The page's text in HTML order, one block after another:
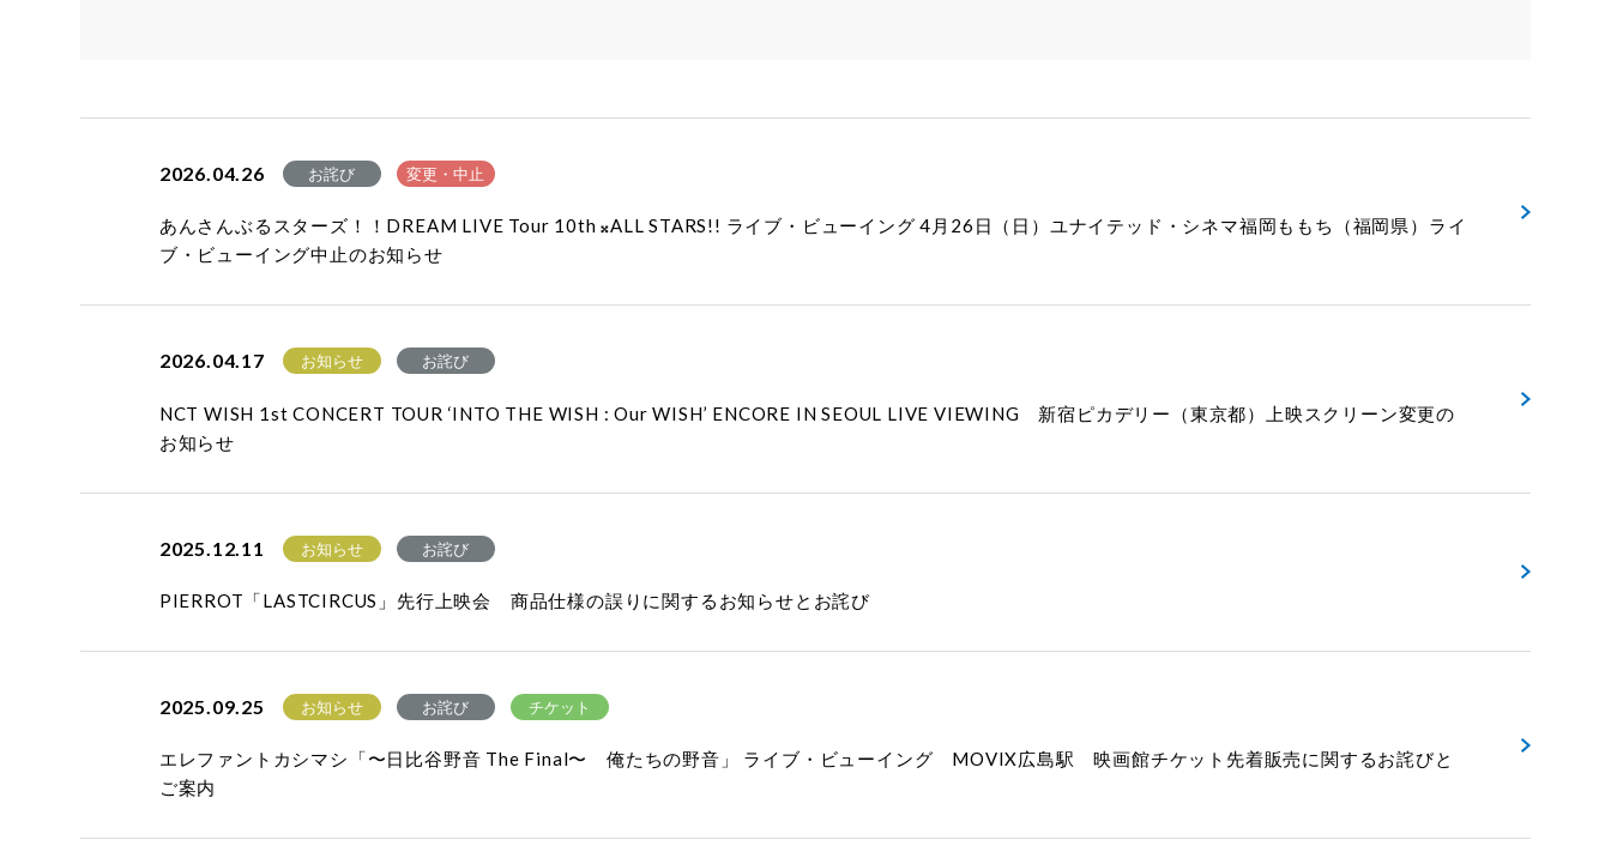
2026.04.26 お詫び 変更・中止
あんさんぶるスターズ！！DREAM LIVE Tour 10th 𝄪ALL STARS!! ライブ・ビューイング 4月26日（日）ユナイテッド・シネマ福岡ももち（福岡県）ライ
ブ・ビューイング中止のお知らせ
2026.04.17 お知らせ お詫び
NCT WISH 1st CONCERT TOUR ‘INTO THE WISH : Our WISH’ ENCORE IN SEOUL LIVE VIEWING 新宿ピカデリー（東京都）上映スクリーン変更の
お知らせ
2025.12.11 お知らせ お詫び
PIERROT「LASTCIRCUS」先行上映会 商品仕様の誤りに関するお知らせとお詫び
2025.09.25 お知らせ お詫び チケット
エレファントカシマシ「〜日比谷野音 The Final〜 俺たちの野音」 ライブ・ビューイング MOVIX広島駅 映画館チケット先着販売に関するお詫びと
ご案内